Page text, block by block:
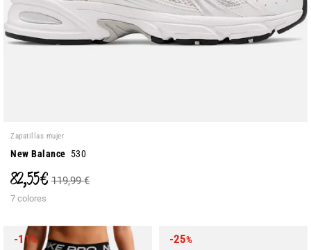
Zapatillas mujer
New Balance 530
82,55 € 119,99 €
7 colores
-11% -25%